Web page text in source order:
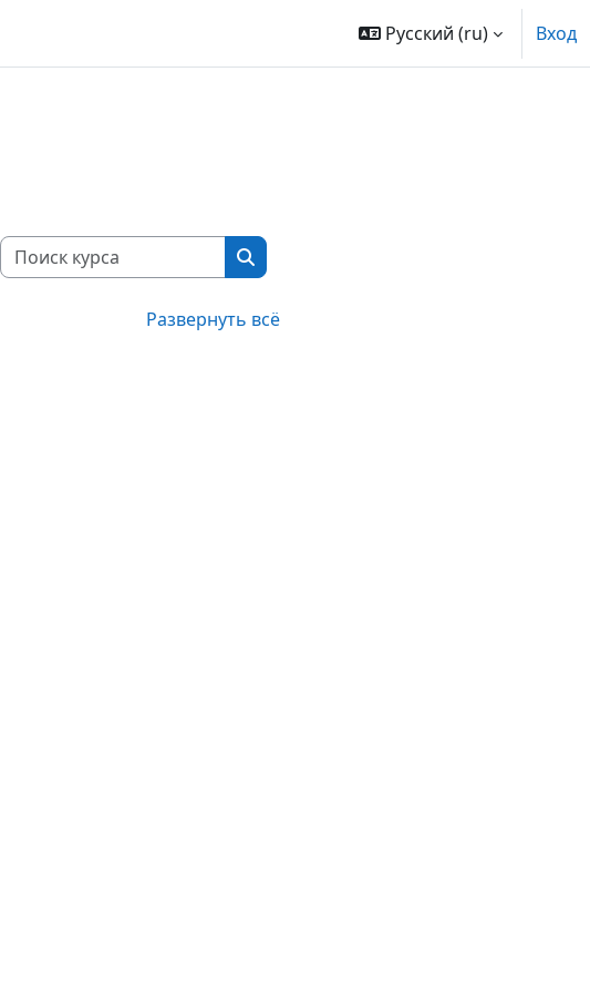
Русский ‎(ru)‎ Вход
Поиск курса
Поиск курса
Развернуть всё